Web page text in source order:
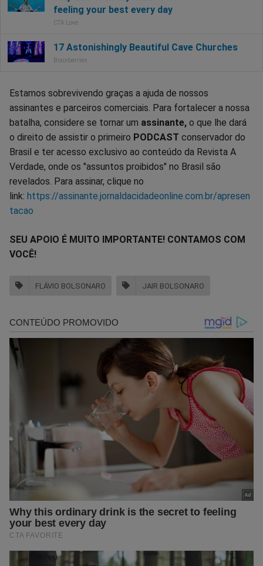
Estamos sobrevivendo graças a ajuda de nossos
assinantes e parceiros comerciais. Para fortalecer a nossa
batalha, considere se tornar um assinante, o que lhe dará
o direito de assistir o primeiro PODCAST conservador do
Brasil e ter acesso exclusivo ao conteúdo da Revista A
Verdade, onde os "assuntos proibidos" no Brasil são
revelados. Para assinar, clique no
link: https://assinante.jornaldacidadeonline.com.br/apresen
tacao
SEU APOIO É MUITO IMPORTANTE! CONTAMOS COM
VOCÊ!
FLÁVIO BOLSONARO JAIR BOLSONARO